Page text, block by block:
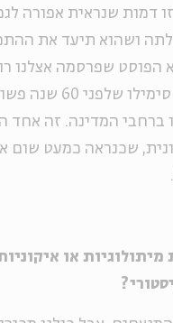
ה-18״, מספר סער, ״זו דמות שנראית
ושהוא תיעד את
הפוסט שפרסמה אצלנו
על נהג אוטובוס אמריקאי אלמוני ששמו
ברחבי המדינה. זה אחד
שכנראה כמעט שום
או